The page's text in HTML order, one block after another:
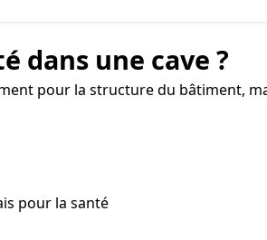
une cave ?
pour la structure du bâtiment,
pour la santé